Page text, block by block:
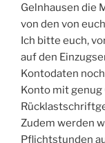
Gelnhausen die
von den von
Ich bitte euch,
auf den
Kontodaten
Konto mit genug
Zudem werden
Pflichtstunden